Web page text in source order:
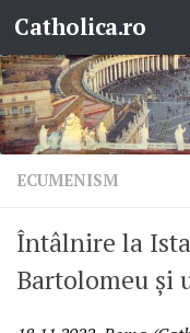
Skip to content
Catholica.ro
ECUMENISM
Întâlnire la
Bartolomeu și